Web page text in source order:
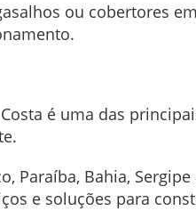
ou cobertores
é uma das
Paraíba, Bahia,
e soluções para